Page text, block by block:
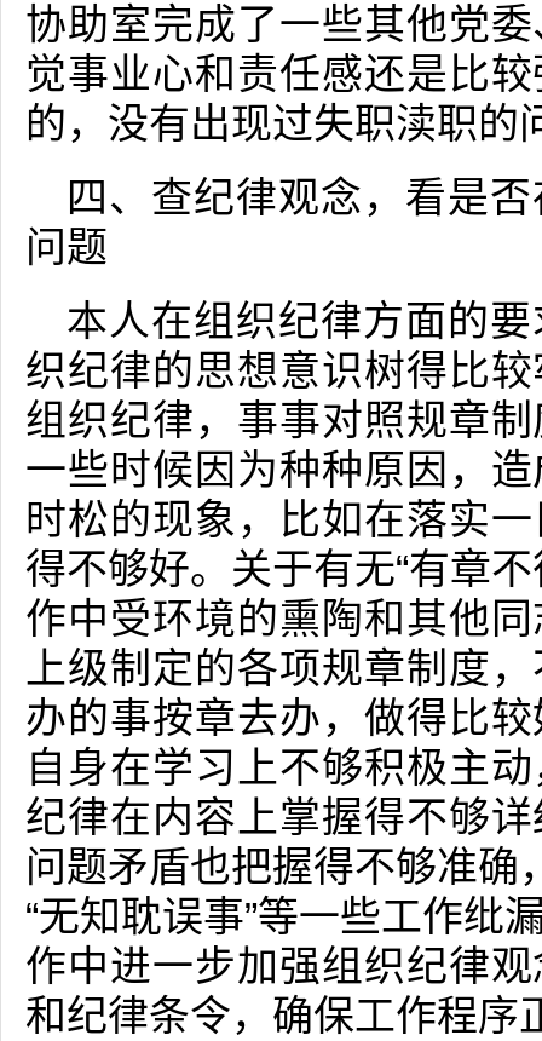
协助室完成了一些其他党
觉事业心和责任感还是比
的，没有出现过失职渎职的
四、查纪律观念，看是
问题
本人在组织纪律方面的
织纪律的思想意识树得比
组织纪律，事事对照规章
一些时候因为种种原因，
时松的现象，比如在落实
得不够好。关于有无“有章
作中受环境的熏陶和其他
上级制定的各项规章制度
办的事按章去办，做得比
自身在学习上不够积极主
纪律在内容上掌握得不够
问题矛盾也把握得不够准确
“无知耽误事”等一些工作纰
作中进一步加强组织纪律
和纪律条令，确保工作程序